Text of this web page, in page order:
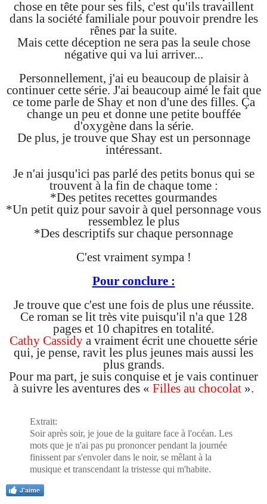
chose en tête pour ses fils, c'est qu'ils travaillent
dans la société familiale pour pouvoir prendre les
rênes par la suite.
Mais cette déception ne sera pas la seule chose
négative qui va lui arriver...
Personnellement, j'ai eu beaucoup de plaisir à
continuer cette série. J'ai beaucoup aimé le fait que
ce tome parle de Shay et non d'une des filles. Ça
change un peu et donne une petite bouffée
d'oxygène dans la série.
De plus, je trouve que Shay est un personnage
intéressant.
Je n'ai jusqu'ici pas parlé des petits bonus qui se
trouvent à la fin de chaque tome :
*Des petites recettes gourmandes
*Un petit quiz pour savoir à quel personnage vous
ressemblez le plus
*Des descriptifs sur chaque personnage
C'est vraiment sympa !
Pour conclure :
Je trouve que c'est une fois de plus une réussite.
Ce roman se lit très vite puisqu'il n'a que 128
pages et 10 chapitres en totalité.
Cathy Cassidy a vraiment écrit une chouette série
qui, je pense, ravit les plus jeunes mais aussi les
plus grands.
Pour ma part, je suis conquise et je vais continuer
à suivre les aventures des « Filles au chocolat ».
Extrait:
Soir après soir, je joue de la guitare face à l'océan. Les
mots que je n'ai pas pu prononcer pendant la journée
finissent par s'envoler dans le noir, se mêlant à la
musique et transcendant la tristesse qui m'habite.
J'aime